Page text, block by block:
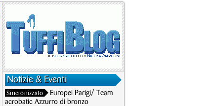
Notizie & Eventi
Sincronizzato
Europei Parigi/ Team
acrobatic Azzurro di bronzo